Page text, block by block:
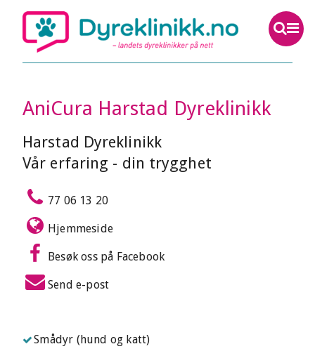
AniCura Harstad Dyreklinikk
Harstad Dyreklinikk
Vår erfaring - din trygghet
77 06 13 20
Hjemmeside
Besøk oss på Facebook
Send e-post
Smådyr (hund og katt)